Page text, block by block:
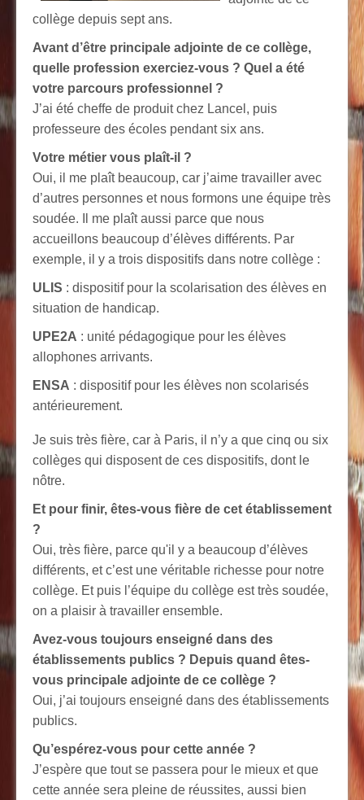
collège depuis sept ans.
Avant d’être principale adjointe de ce collège,
quelle profession exerciez-vous ? Quel a été
votre parcours professionnel ?
J’ai été cheffe de produit chez Lancel, puis
professeure des écoles pendant six ans.
Votre métier vous plaît-il ?
Oui, il me plaît beaucoup, car j’aime travailler avec
d’autres personnes et nous formons une équipe très
soudée. Il me plaît aussi parce que nous
accueillons beaucoup d’élèves différents. Par
exemple, il y a trois dispositifs dans notre collège :
ULIS : dispositif pour la scolarisation des élèves en
situation de handicap.
UPE2A : unité pédagogique pour les élèves
allophones arrivants.
ENSA : dispositif pour les élèves non scolarisés
antérieurement.
Je suis très fière, car à Paris, il n’y a que cinq ou six
collèges qui disposent de ces dispositifs, dont le
nôtre.
Et pour finir, êtes-vous fière de cet établissement
?
Oui, très fière, parce qu'il y a beaucoup d’élèves
différents, et c’est une véritable richesse pour notre
collège. Et puis l’équipe du collège est très soudée,
on a plaisir à travailler ensemble.
Avez-vous toujours enseigné dans des
établissements publics ? Depuis quand êtes-
vous principale adjointe de ce collège ?
Oui, j’ai toujours enseigné dans des établissements
publics.
Qu’espérez-vous pour cette année ?
J’espère que tout se passera pour le mieux et que
cette année sera pleine de réussites, aussi bien